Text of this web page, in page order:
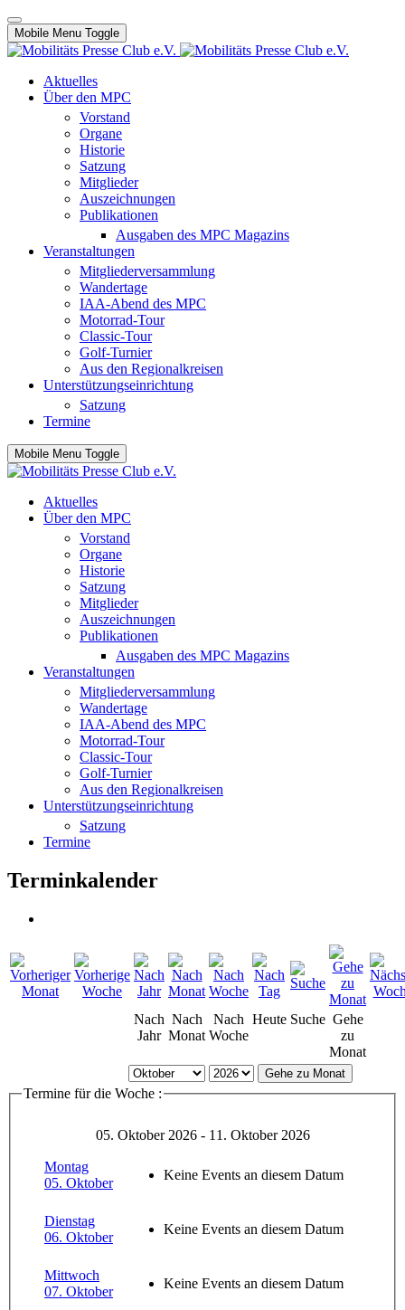
Mobile Menu Toggle
Aktuelles
Über den MPC
Vorstand
Organe
Historie
Satzung
Mitglieder
Auszeichnungen
Publikationen
Ausgaben des MPC Magazins
Veranstaltungen
Mitgliederversammlung
Wandertage
IAA-Abend des MPC
Motorrad-Tour
Classic-Tour
Golf-Turnier
Aus den Regionalkreisen
Unterstützungseinrichtung
Satzung
Termine
Mobile Menu Toggle
Aktuelles
Über den MPC
Vorstand
Organe
Historie
Satzung
Mitglieder
Auszeichnungen
Publikationen
Ausgaben des MPC Magazins
Veranstaltungen
Mitgliederversammlung
Wandertage
IAA-Abend des MPC
Motorrad-Tour
Classic-Tour
Golf-Turnier
Aus den Regionalkreisen
Unterstützungseinrichtung
Satzung
Termine
Terminkalender
Nach
Jahr
Nach
Monat
Nach
Woche
Heute Suche Gehe
zu
Monat
Gehe zu Monat
Termine für die Woche :
05. Oktober 2026 - 11. Oktober 2026
Montag
05. Oktober
Keine Events an diesem Datum
Dienstag
06. Oktober
Keine Events an diesem Datum
Mittwoch
07. Oktober
Keine Events an diesem Datum